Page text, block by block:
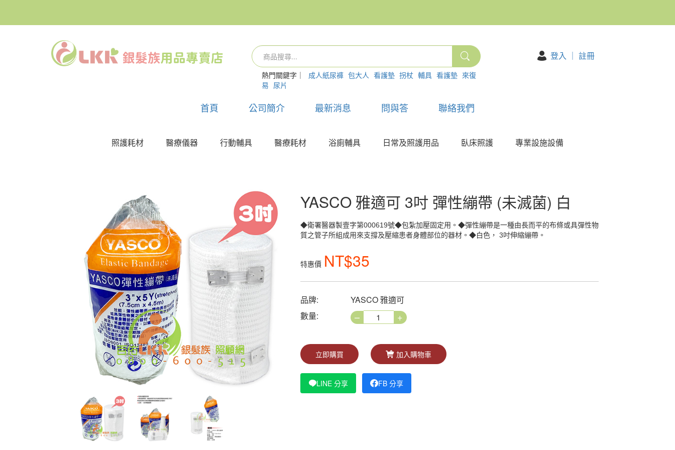
熱門關鍵字｜ 成人紙尿褲 包大人 看護墊 拐杖 輔具 看護墊 來復
易 尿片
登入 ｜ 註冊
首頁 公司簡介 最新消息 問與答 聯絡我們
照護耗材 醫療儀器 行動輔具 醫療耗材 浴廁輔具 日常及照護用品 臥床照護 專業設施設備
YASCO 雅適可 3吋 彈性繃帶 (未滅菌) 白
◆衛署醫器製壹字第000619號◆包紮加壓固定用。◆彈性繃帶是一種由長而平的布條或具彈性物
質之管子所組成用來支撐及壓縮患者身體部位的器材。◆白色， 3吋伸縮繃帶。
特惠價 NT$35
品牌:
YASCO 雅適可
數量:
– +
立即購買 加入購物車
LINE 分享 FB 分享